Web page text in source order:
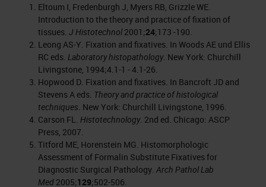
Eltoum I, Fredenburgh J, Myers RB, Grizzle WE.
Introduction to the theory and practice of fixation of
tissues. J Histotechnol 2001;24;173 -190.
Leong AS-Y. Fixation and fixatives. In Woods AE und Ellis
RC eds. Laboratory histopathology. New York: Churchill
Livingstone, 1994;4.1-1 - 4.1-26.
Hopwood D. Fixation and fixatives. In Bancroft JD and
Stevens A eds. Theory and practice of histological
techniques. New York: Churchill Livingstone, 1996.
Carson FL. Histotechnology. 2nd ed. Chicago: ASCP
Press, 2007.
Titford ME, Horenstein MG. Histomorphologic
Assessment of Formalin Substitute Fixatives for
Diagnostic Surgical Pathology. Arch Pathol Lab
Med 2005;129;502-506.